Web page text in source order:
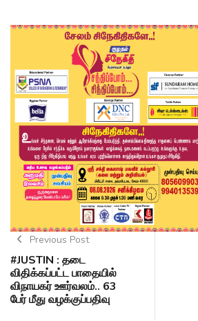
Previous Post
#JUSTIN : தடை
விதிக்கப்பட்ட பாதையில்
விநாயகர் ஊர்வலம்.. 63
பேர் மீது வழக்குப்பதிவு